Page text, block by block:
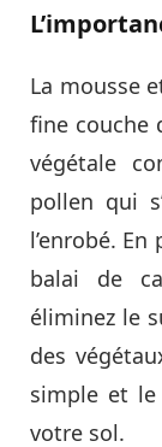
La mousse
fine couche
végétale
pollen qui
l’enrobé.
balai de
éliminez le
des
simple et le
votre sol.